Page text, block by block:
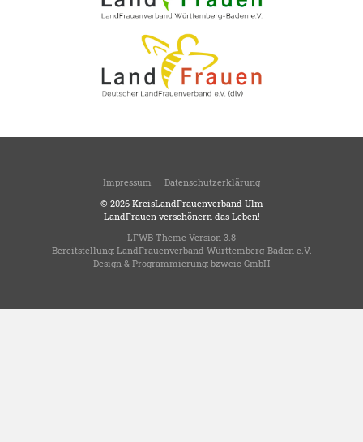
Impressum
Datenschutzerklärung
© 2026 KreisLandFrauenverband Ulm
LandFrauen verschönern das Leben!
LFWB Theme Version 3.8
Bereitstellung: LandFrauenverband Württemberg-Baden e.V.
Design & Programmierung: bzweic GmbH